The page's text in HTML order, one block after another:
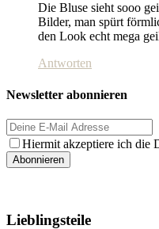
Die Bluse sieht sooo
Bilder, man spürt
den Look echt mega
Antworten
Newsletter abonnieren
Hiermit akzeptiere ich die
Lieblingsteile